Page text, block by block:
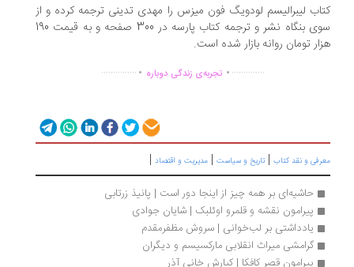
لیبرالیسم لودویگ فون میزس را مهدی تدینی ترجمه کرده و از
سوی بنگاه نشر و ترجمه کتاب پارسه در 300 صفحه و به قیمت 190
تومان روانه بازار شده است.
............... .تجربه‌ی زندگی دوباره ...............
و نقد کتاب|تاریخ و سیاست |مدیریت و اقتصاد|
حاشیه‌ای بر همه چیز از اینجا دور است | پانیذ زرتابی
پیرامون نقشه و قلمرو اوئلبک | شایان جوادی
یادداشتی بر لب‌خوانی | سروش مظفرمقدم
گرامشی میراث انقلابی مارکسیسم و دیگران
پیرامون قصر کافکا | کیارش خانی آذر